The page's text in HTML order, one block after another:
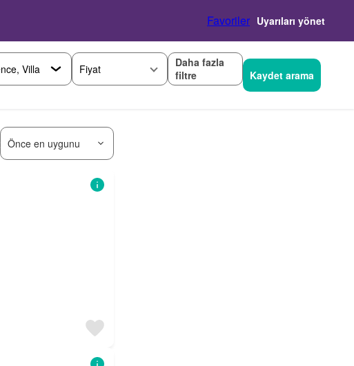
Favoriler Uyarıları yönet
Fiyat
Daha fazla
filtre
Kaydet arama
Önce en uygunu